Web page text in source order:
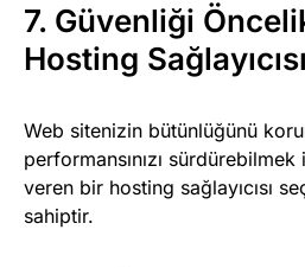
7. Güvenliği
Hosting
Web sitenizin bütünlüğünü
performansınızı
veren bir hosting sağlayıcısı
sahiptir.